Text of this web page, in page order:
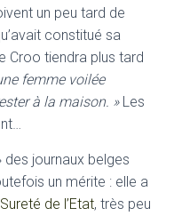
un peu tard de
constitué sa
Croo tiendra plus tard
femme voilée
à la maison. »Les
des journaux belges
un mérite : elle a
de l’Etat, très peu